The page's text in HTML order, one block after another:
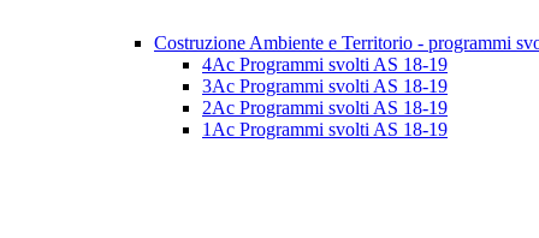
Costruzione Ambiente e Territorio - programmi
4Ac Programmi svolti AS 18-19
3Ac Programmi svolti AS 18-19
2Ac Programmi svolti AS 18-19
1Ac Programmi svolti AS 18-19